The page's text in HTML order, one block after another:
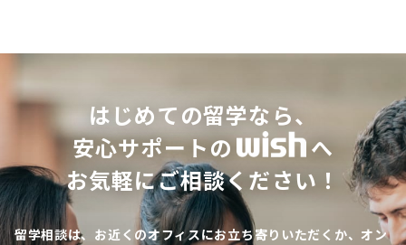
はじめての留学なら、
安心サポートの
へ
お気軽にご相談ください！
留学相談は、お近くのオフィスにお立ち寄りいただくか、オン